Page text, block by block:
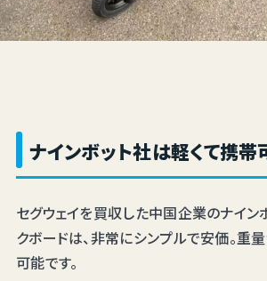
ナインボット社は軽くて携帯
セグウェイを買収した中国企業のナイン
クボードは、非常にシンプルで安価。重
可能です。